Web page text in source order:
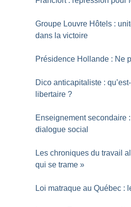
Groupe Louvre Hôtels :
dans la victoire
Présidence Hollande : Ne
Dico anticapitaliste :
libertaire ?
Enseignement secondaire
dialogue social
Les chroniques du travail
qui se trame »
Loi matraque au Québec :